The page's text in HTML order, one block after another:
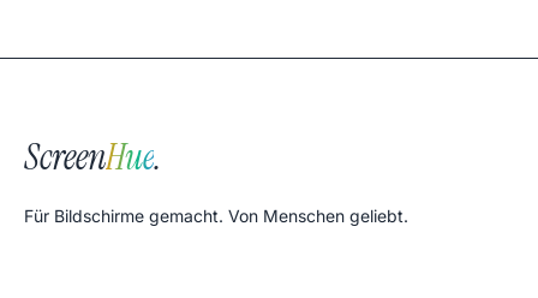
ScreenHue.
Für Bildschirme gemacht. Von Menschen geliebt.